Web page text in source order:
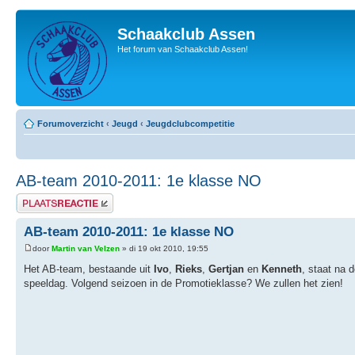
Schaakclub Assen
Het forum van Schaakclub Assen!
Forumoverzicht ‹ Jeugd ‹ Jeugdclubcompetitie
AB-team 2010-2011: 1e klasse NO
Plaats een reactie
AB-team 2010-2011: 1e klasse NO
doorMartin van Velzen » di 19 okt 2010, 19:55
Het AB-team, bestaande uit Ivo, Rieks, Gertjan en Kenneth, staat na
speeldag. Volgend seizoen in de Promotieklasse? We zullen het zien!